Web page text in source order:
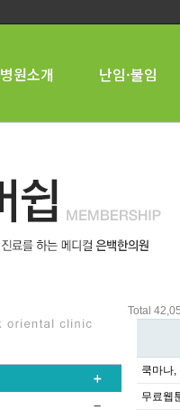
병원소개 난임·불임
Total
쿡마나
무료웹